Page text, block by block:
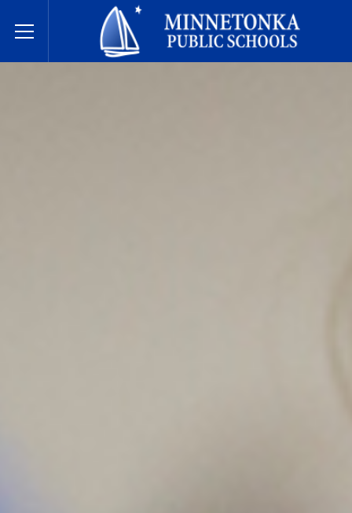
Toggle Menu
Государственные школы Миннетонки